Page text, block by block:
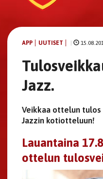
APP UUTISET
Jazz.
Veikkaa ottelun tulos
Jazzin kotiotteluun!
Lauantaina
ottelun